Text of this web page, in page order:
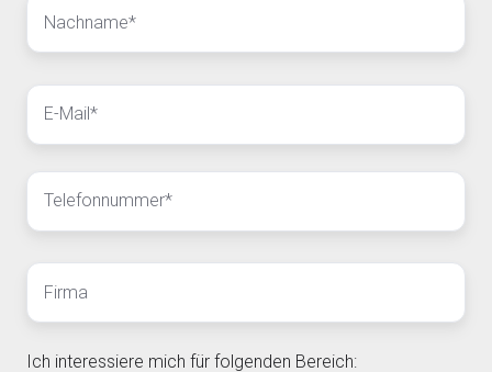
Ich interessiere mich für folgenden Bereich: